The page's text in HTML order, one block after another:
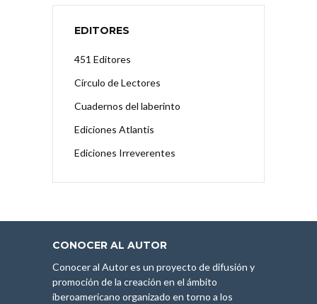
EDITORES
451 Editores
Círculo de Lectores
Cuadernos del laberinto
Ediciones Atlantis
Ediciones Irreverentes
CONOCER AL AUTOR
Conocer al Autor es un proyecto de difusión y
promoción de la creación en el ámbito
iberoamericano organizado en torno a los